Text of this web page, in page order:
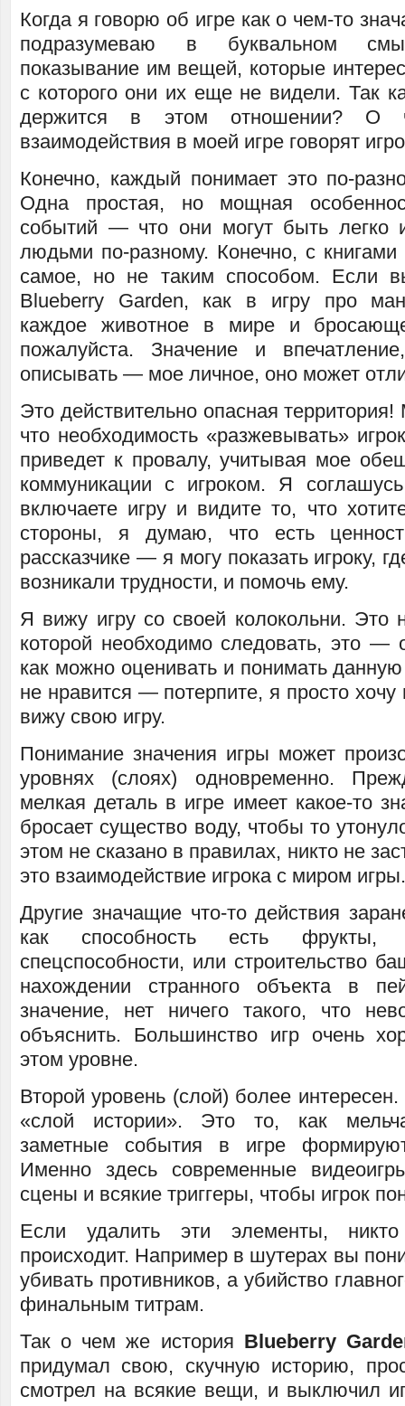
Когда я говорю об игре как о чем-то
подразумеваю в буквальном
показывание им вещей, которые
с которого они их еще не видели. Так
держится в этом отношении? О
взаимодействия в моей игре говорят
Конечно, каждый понимает это по-
Одна простая, но мощная
событий — что они могут быть легко
людьми по-разному. Конечно, с
самое, но не таким способом. Если
Blueberry Garden, как в игру про
каждое животное в мире и
пожалуйста. Значение и
описывать — мое личное, оно может
Это действительно опасная
что необходимость «разжевывать»
приведет к провалу, учитывая мое
коммуникации с игроком. Я
включаете игру и видите то, что
стороны, я думаю, что есть
рассказчике — я могу показать игроку,
возникали трудности, и помочь ему.
Я вижу игру со своей колокольни. Это
которой необходимо следовать, это —
как можно оценивать и понимать
не нравится — потерпите, я просто хочу
вижу свою игру.
Понимание значения игры может
уровнях (слоях) одновременно.
мелкая деталь в игре имеет какое-то
бросает существо воду, чтобы то
этом не сказано в правилах, никто не
это взаимодействие игрока с миром игры.
Другие значащие что-то действия
как способность есть фрукты,
спецспособности, или строительство
нахождении странного объекта в
значение, нет ничего такого, что
объяснить. Большинство игр очень
этом уровне.
Второй уровень (слой) более
«слой истории». Это то, как
заметные события в игре
Именно здесь современные
сцены и всякие триггеры, чтобы игрок
Если удалить эти элементы,
происходит. Например в шутерах вы
убивать противников, а убийство
финальным титрам.
Так о чем же история Blueberry
придумал свою, скучную историю,
смотрел на всякие вещи, и выключил